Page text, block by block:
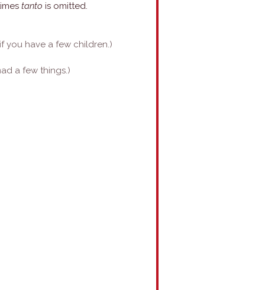
tantois omitted.
you have a few children.)
a few things.)